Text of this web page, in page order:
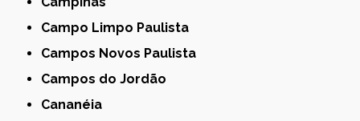
Campo Limpo Paulista
Campos Novos Paulista
Campos do Jordão
Cananéia